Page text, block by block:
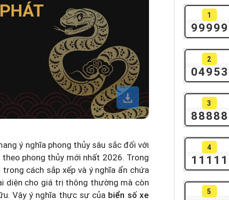
ý nghĩa phong thủy sâu sắc đối với
theo phong thủy mới nhất 2026. Trong
cách sắp xếp và ý nghĩa ẩn chứa
diện cho giá trị thông thường mà còn
Vậy ý nghĩa thực sự của biển số xe
1
99999
2
04953
3
88888
4
11111
5